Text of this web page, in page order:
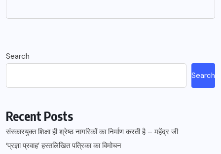
Search
Search
Recent Posts
संस्कारयुक्त शिक्षा ही श्रेष्ठ नागरिकों का निर्माण करती है – महेंद्र जी
‘प्रज्ञा प्रवाह’ हस्तलिखित पत्रिका का विमोचन